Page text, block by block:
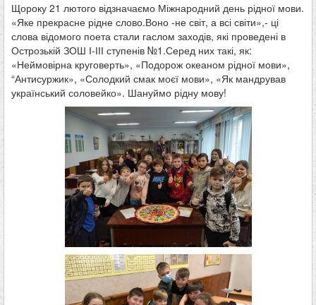
Щороку 21 лютого відзначаємо Міжнародний день рідної мови.
«Яке прекрасне рідне слово.Воно -не світ, а всі світи»,- ці
слова відомого поета стали гаслом заходів, які проведені в
Острозькій ЗОШ І-ІІІ ступенів №1.Серед них такі, як:
«Неймовірна круговерть», «Подорож океаном рідної мови»,
“Антисуржик», «Солодкий смак моєї мови», «Як мандрував
український соловейко». Шануймо рідну мову!